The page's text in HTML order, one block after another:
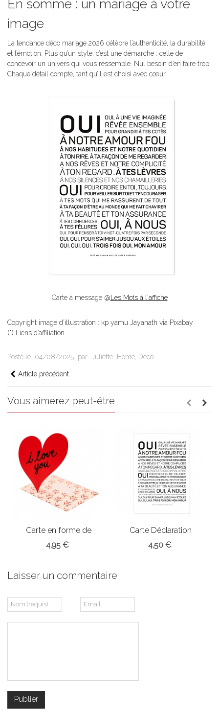
En somme : un mariage à votre
image
La tendance déco mariage 2026 célèbre l’authenticité, la durabilité
et l’émotion. Plus qu’un style, c’est une démarche : celle de
concevoir un univers qui vous ressemble. Nul besoin d’en faire trop.
Chaque détail compte, tant qu’il est choisi avec cœur.
Carte à message @Les Mots à l'affiche
Copyright image d’illustration : kp yamu Jayanath via Pixabay
(*) Liens d’affiliation
Posté le 04/08/2025 par Juliette Home, Déco
Article précédent
Vous aimerez peut-être
Carte en forme de
coeur
4,95 €
Carte Déclaration
d'amour
4,50 €
Laisser un commentaire